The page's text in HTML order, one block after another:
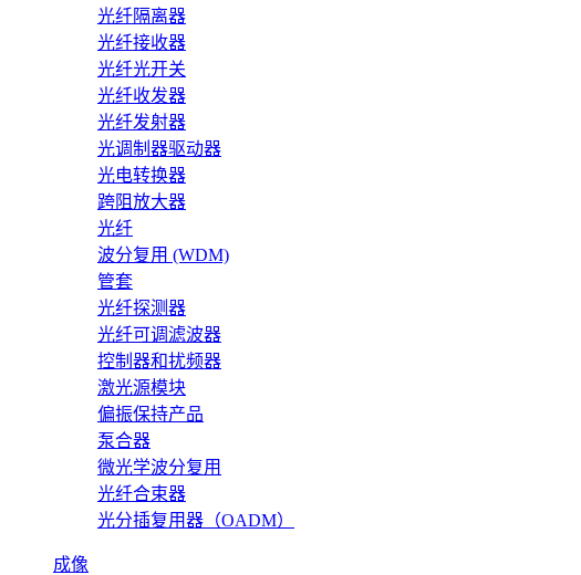
光纤隔离器
光纤接收器
光纤光开关
光纤收发器
光纤发射器
光调制器驱动器
光电转换器
跨阻放大器
光纤
波分复用 (WDM)
管套
光纤探测器
光纤可调滤波器
控制器和扰频器
激光源模块
偏振保持产品
泵合器
微光学波分复用
光纤合束器
光分插复用器（OADM）
成像